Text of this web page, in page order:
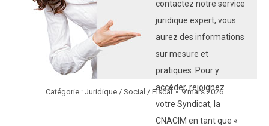
contactez notre service
juridique expert, vous
aurez des informations
sur mesure et
pratiques. Pour y
accéder, rejoignez
votre Syndicat, la
CNACIM en tant que «
Catégorie : Juridique / Social / Fiscal 9 mars 2026